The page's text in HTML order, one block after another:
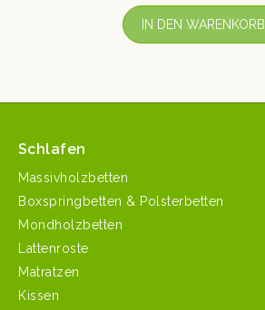
IN DEN WARENKORB
Schlafen
Massivholzbetten
Boxspringbetten & Polsterbetten
Mondholzbetten
Lattenroste
Matratzen
Kissen